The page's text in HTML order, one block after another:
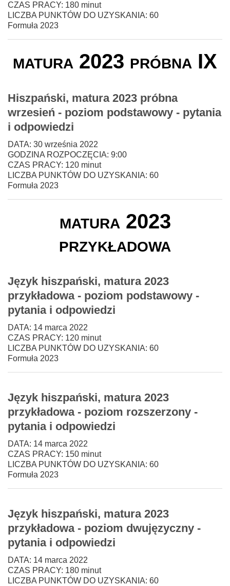
CZAS PRACY: 180 minut
LICZBA PUNKTÓW DO UZYSKANIA: 60
Formuła 2023
matura 2023 próbna IX
Hiszpański, matura 2023 próbna
wrzesień - poziom podstawowy - pytania
i odpowiedzi
DATA: 30 września 2022
GODZINA ROZPOCZĘCIA: 9:00
CZAS PRACY: 120 minut
LICZBA PUNKTÓW DO UZYSKANIA: 60
Formuła 2023
matura 2023
przykładowa
Język hiszpański, matura 2023
przykładowa - poziom podstawowy -
pytania i odpowiedzi
DATA: 14 marca 2022
CZAS PRACY: 120 minut
LICZBA PUNKTÓW DO UZYSKANIA: 60
Formuła 2023
Język hiszpański, matura 2023
przykładowa - poziom rozszerzony -
pytania i odpowiedzi
DATA: 14 marca 2022
CZAS PRACY: 150 minut
LICZBA PUNKTÓW DO UZYSKANIA: 60
Formuła 2023
Język hiszpański, matura 2023
przykładowa - poziom dwujęzyczny -
pytania i odpowiedzi
DATA: 14 marca 2022
CZAS PRACY: 180 minut
LICZBA PUNKTÓW DO UZYSKANIA: 60